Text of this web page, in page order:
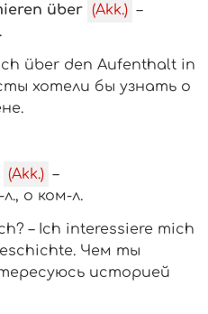
über (Akk.) –
über den Aufenthalt in
хотели бы узнать о
(Akk.) –
, о ком-л.
– Ich interessiere mich
Чем ты
историей